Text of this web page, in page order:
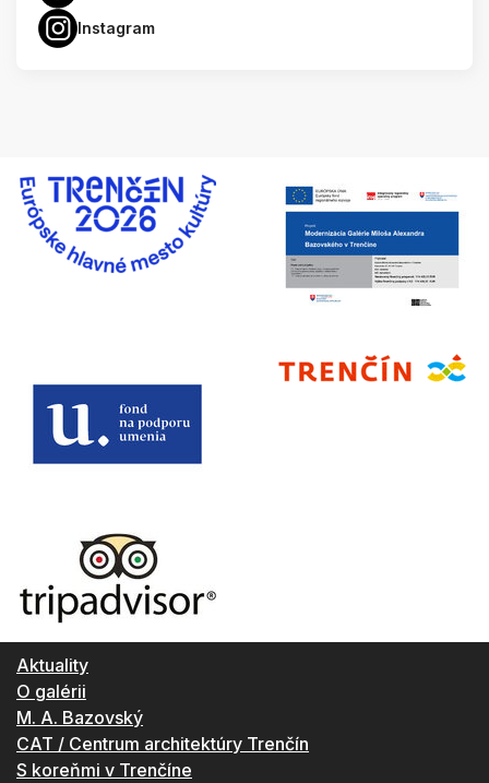
Instagram
Aktuality
O galérii
M. A. Bazovský
CAT / Centrum architektúry Trenčín
S koreňmi v Trenčíne